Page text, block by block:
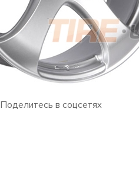
Поделитесь в соцсетях